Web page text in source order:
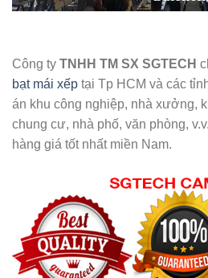
Công ty TNHH TM SX SGTECH
bạt mái xếp tại Tp HCM và các
án khu công nghiệp, nhà xưởng,
chung cư, nhà phố, văn phòng,
hàng giá tốt nhất miền Nam.